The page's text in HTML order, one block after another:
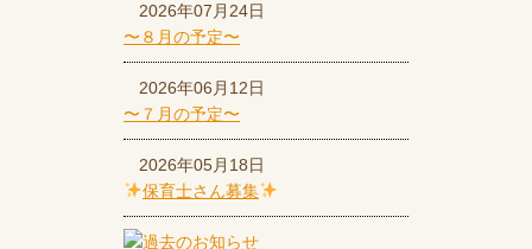
2026年07月24日
〜８月の予定〜
2026年06月12日
〜７月の予定〜
2026年05月18日
保育士さん募集